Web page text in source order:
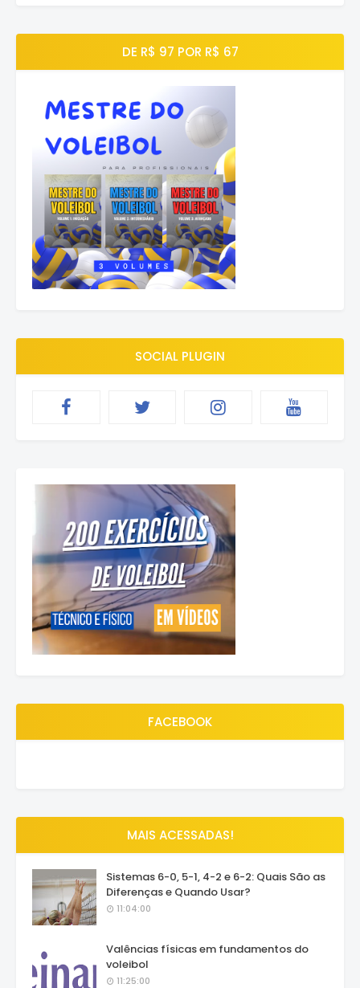
DE R$ 97 POR R$ 67
SOCIAL PLUGIN
FACEBOOK
MAIS ACESSADAS!
Sistemas 6-0, 5-1, 4-2 e 6-2: Quais São as
Diferenças e Quando Usar?
11:04:00
Valências físicas em fundamentos do
voleibol
11:25:00